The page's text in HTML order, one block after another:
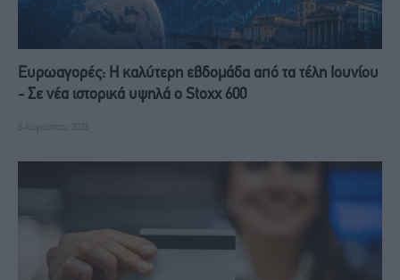
Ευρωαγορές: Η καλύτερη εβδομάδα από τα τέλη Ιουνίου
- Σε νέα ιστορικά υψηλά ο Stoxx 600
8 Αυγούστου, 2026